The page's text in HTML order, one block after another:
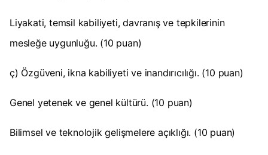
Liyakati, temsil kabiliyeti, davranış ve tepkilerinin
mesleğe uygunluğu. (10 puan)
ç) Özgüveni, ikna kabiliyeti ve inandırıcılığı. (10 puan)
Genel yetenek ve genel kültürü. (10 puan)
Bilimsel ve teknolojik gelişmelere açıklığı. (10 puan)